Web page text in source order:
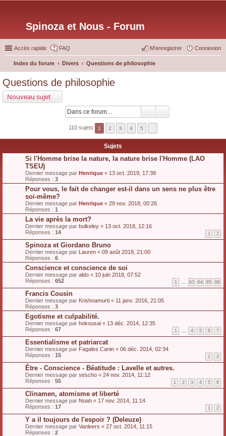
Spinoza et Nous - Forum
Accès rapide FAQ Connexion
M’enregistrer
Index du forum Divers
Questions de philosophie
Questions de philosophie
Nouveau sujet
110 sujets 1 2 3 4 5
Sujets
Si l'Homme brise la nature, la nature brise l'Homme (LAO
TSEU)
Dernier message par Henrique « 13 oct. 2019, 17:38
Réponses : 3
Pour vous, le fait de changer est-il dans un sens ne plus être
soi-même?
Dernier message par Henrique « 29 nov. 2018, 00:26
Réponses : 1
La vie après la mort?
Dernier message par bulkeley « 13 oct. 2018, 12:16
Réponses : 14 1 2
Spinoza et Giordano Bruno
Dernier message par Lauren « 09 août 2018, 21:00
Réponses : 6
Conscience et conscience de soi
Dernier message par aldo « 10 juin 2018, 07:52
Réponses : 652 1 … 63 64 65 66
Francis Cousin
Dernier message par Krishnamurti « 11 janv. 2016, 21:05
Réponses : 3
Egotisme et culpabilité.
Dernier message par hokousai « 13 déc. 2014, 12:35
Réponses : 67 1 … 4 5 6 7
Essentialisme et patriarcat
Dernier message par Fagales Canin « 06 déc. 2014, 02:34
Réponses : 15 1 2
Être - Conscience - Béatitude : Lavelle et autres.
Dernier message par sescho « 24 nov. 2014, 11:12
Réponses : 55 1 2 3 4 5 6
Clinamen, atomisme et liberté
Dernier message par Noah « 17 nov. 2014, 11:14
Réponses : 17 1 2
Y a il toujours de l'espoir ? (Deleuze)
Dernier message par Vanleers « 27 oct. 2014, 11:15
Réponses : 2